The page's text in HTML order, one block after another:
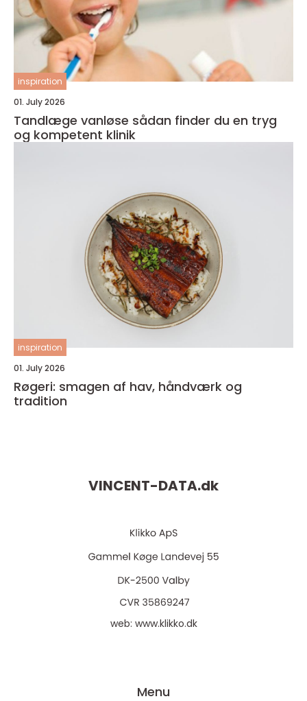
inspiration
01. July 2026
Tandlæge vanløse sådan finder du en tryg
og kompetent klinik
inspiration
01. July 2026
Røgeri: smagen af hav, håndværk og
tradition
VINCENT-DATA.dk
web: www.klikko.dk
Menu